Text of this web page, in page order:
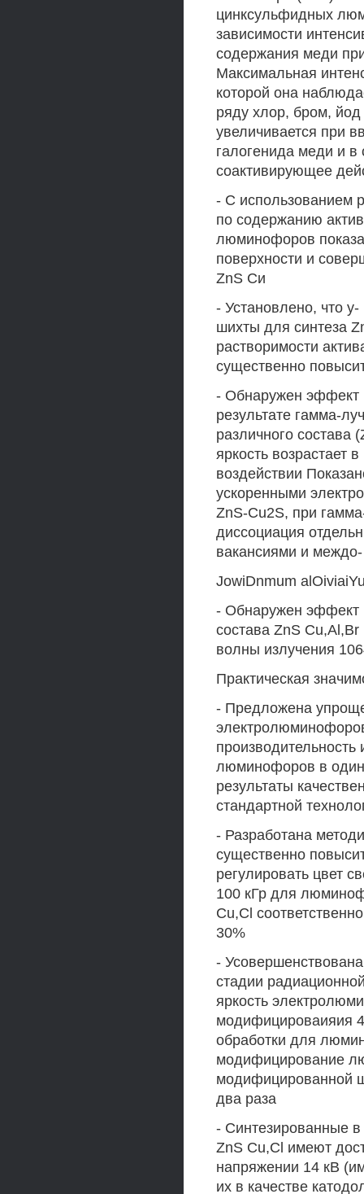
цинксульфидных
зависимости
содержания меди
Максимальная
которой она
ряду хлор, бром, йод
увеличивается при
галогенида меди и в
соактивирующее
- С использованием
по содержанию
люминофоров
поверхности и
ZnS Си
- Установлено, что
шихты для синтеза
растворимости
существенно
- Обнаружен эффект
результате гамма-
различного состава
яркость возрастает
воздействии
ускоренными
ZnS-Cu2S, при
диссоциация
вакансиями и междо-
JowiDnmum
- Обнаружен эффект
состава ZnS
волны излучения
Практическая
- Предложена
производительность
люминофоров в
результаты
стандартной
- Разработана
существенно
регулировать цвет
100 кГр для
Cu,Cl
30%
-
стадии
яркость
модифицироваияия
обработки для
модифицирование
модифицированной
два раза
- Синтезированные
ZnS Cu,Cl имеют
напряжении 14 кВ
их в качестве